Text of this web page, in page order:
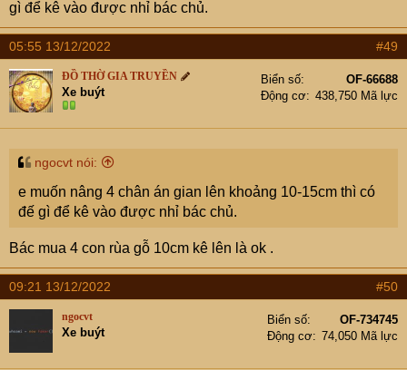
gì để kê vào được nhỉ bác chủ.
05:55 13/12/2022 #49
ĐỒ THỜ GIA TRUYỀN
Xe buýt
Biển số
OF-66688
Động cơ
438,750 Mã lực
ngocvt nói:
e muốn nâng 4 chân án gian lên khoảng 10-15cm thì có
đế gì để kê vào được nhỉ bác chủ.
Bác mua 4 con rùa gỗ 10cm kê lên là ok .
09:21 13/12/2022 #50
ngocvt
Xe buýt
Biển số
OF-734745
Động cơ
74,050 Mã lực